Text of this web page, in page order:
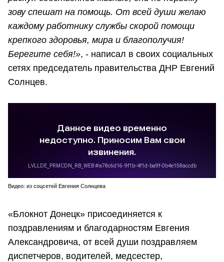
зову спешат на помощь. От всей души желаю
каждому работнику службы скорой помощи
крепкого здоровья, мира и благополучия!
Берегите себя!», - написал в своих социальных
сетях председатель правительства ДНР Евгений
Солнцев.
Видео: из соцсетей Евгения Солнцева
«Блокнот Донецк» присоединяется к
поздравлениям и благодарностям Евгения
Александровича, от всей души поздравляем
диспетчеров, водителей, медсестер,